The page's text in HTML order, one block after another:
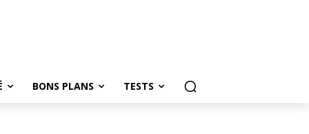
BONS PLANS TESTS